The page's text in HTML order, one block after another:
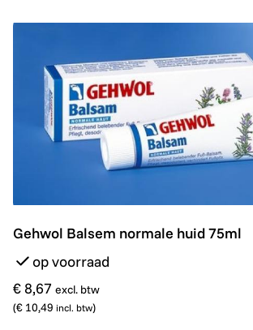
Gehwol Balsem normale huid 75ml
Gehwol Balsem normale huid 75ml
op voorraad
€ 8,67 excl. btw
(€ 10,49 incl. btw)